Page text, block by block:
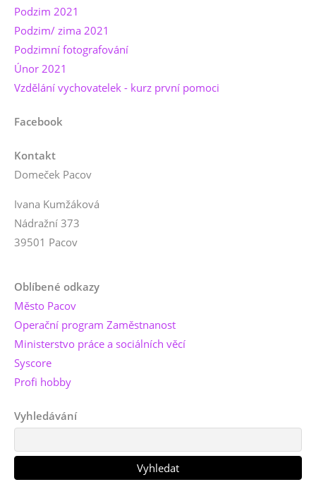
Podzim 2021
Podzim/ zima 2021
Podzimní fotografování
Únor 2021
Vzdělání vychovatelek - kurz první pomoci
Facebook
Kontakt
Domeček Pacov
Ivana Kumžáková
Nádražní 373
39501 Pacov
Oblíbené odkazy
Město Pacov
Operační program Zaměstnanost
Ministerstvo práce a sociálních věcí
Syscore
Profi hobby
Vyhledávání